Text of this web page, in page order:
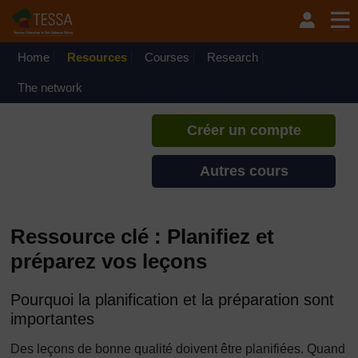
Home Resources Courses Research
The network
Si vous créez un compte, vous
pouvez établir un profil
Créer un compte
Autres cours
Ressource clé : Planifiez et
préparez vos leçons
Pourquoi la planification et la préparation sont
importantes
Des leçons de bonne qualité doivent être planifiées. Quand